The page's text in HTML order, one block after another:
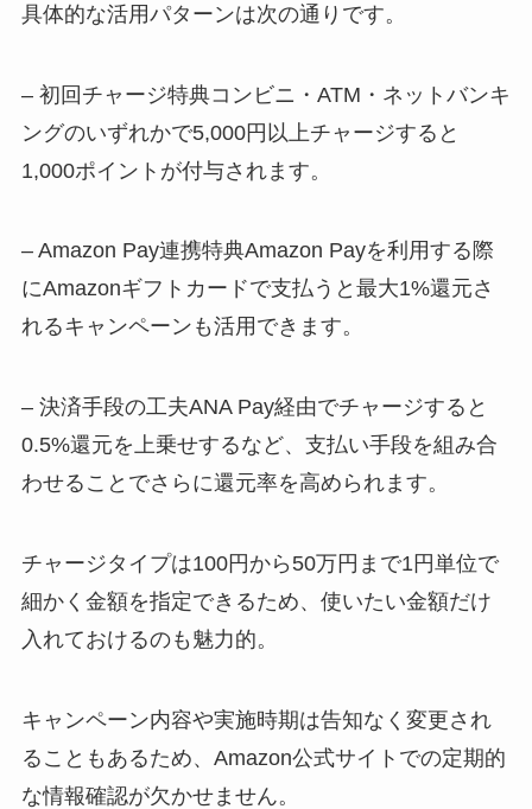
具体的な活用パターンは次の通りです。
– 初回チャージ特典コンビニ・ATM・ネットバンキ
ングのいずれかで5,000円以上チャージすると
1,000ポイントが付与されます。
– Amazon Pay連携特典Amazon Payを利用する際
にAmazonギフトカードで支払うと最大1%還元さ
れるキャンペーンも活用できます。
– 決済手段の工夫ANA Pay経由でチャージすると
0.5%還元を上乗せするなど、支払い手段を組み合
わせることでさらに還元率を高められます。
チャージタイプは100円から50万円まで1円単位で
細かく金額を指定できるため、使いたい金額だけ
入れておけるのも魅力的。
キャンペーン内容や実施時期は告知なく変更され
ることもあるため、Amazon公式サイトでの定期的
な情報確認が欠かせません。